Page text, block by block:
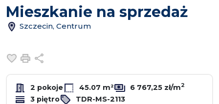
Mieszkanie na sprzedaż
Szczecin, Centrum
Dodaj do ulubionych
Drukuj
2 pokoje 45.07 m² 6 767,25 zł/m2
3 piętro
TDR-MS-2113